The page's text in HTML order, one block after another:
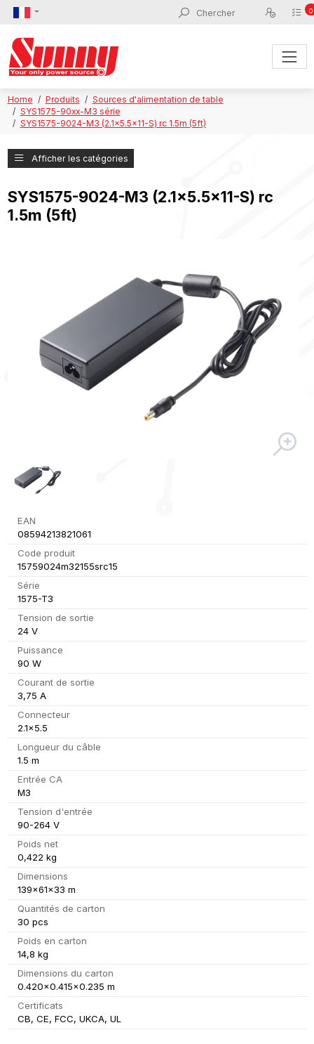
0
Home Produits
Sources d'alimentation de table
SYS1575-90xx-M3 série
SYS1575-9024-M3 (2.1x5.5x11-S) rc 1.5m (5ft)
Afficher les catégories
SYS1575-9024-M3 (2.1x5.5x11-S) rc
1.5m (5ft)
EAN
08594213821061
Code produit
15759024m32155src15
Série
1575-T3
Tension de sortie
24 V
Puissance
90 W
Courant de sortie
3,75 A
Connecteur
2.1x5.5
Longueur du câble
1.5 m
Entrée CA
M3
Tension d'entrée
90-264 V
Poids net
0,422 kg
Dimensions
139x61x33 m
Quantités de carton
30 pcs
Poids en carton
14,8 kg
Dimensions du carton
0.420x0.415x0.235 m
Certificats
CB, CE, FCC, UKCA, UL